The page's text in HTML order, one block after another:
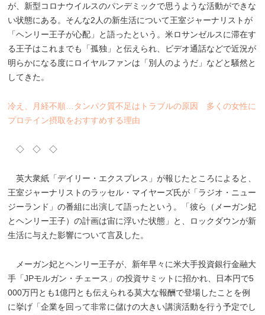
が、新型コロナウイルスのパンデミックで思うような活動ができな
い状態にある。そんな2人の新生活について王室ジャーナリストが
「ヘンリー王子が心配」と語ったという。米ロサンゼルスに滞在す
る王子はこれまでも「孤独」と伝えられ、ビデオ通話などで近況が
明らかになる度にロイヤルファンは「別人のようだ」などと騒然と
してきた。
冷え、月経不順…タンパク質不足はトラブルの原因 多くの女性に
プロテイン摂取をおすすめする理由
◇ ◇ ◇
英大衆紙「デイリー・エクスプレス」が報じたところによると、
王室ジャーナリストのラッセル・マイヤーズ氏が「ラジオ・ニュー
ジーランド」の番組に出演して語ったという。「彼ら（メーガン妃
とヘンリー王子）の計画は宙に浮いた状態」と、ロックダウンが新
生活に与えた影響について言及した。
メーガン妃とヘンリー王子が、新年早々に米大手投資銀行金融大
手「JPモルガン・チェース」の投資サミットに招かれ、日本円で5
000万円とも1億円とも伝えられる莫大な報酬で登場したことを例
に挙げ「企業を回って非常に儲けの大きい講演活動を行う予定でし